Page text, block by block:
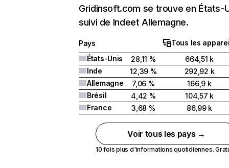
Gridinsoft.com se trouve en États-
suivi de Indeet Allemagne.
Pays
Tous les
États-Unis
28,11 %
664,51 k
Inde
12,39 %
292,92 k
Allemagne
7,06 %
166,9 k
Brésil
4,42 %
104,57 k
France
3,68 % 86,99 k
Voir tous les pays →
10 fois plus d'informations quotidiennes.